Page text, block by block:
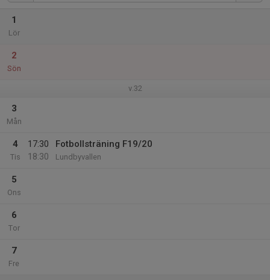
1
Lör
2
Sön
v.32
3
Mån
4
Tis
17:30
18:30
Fotbollsträning F19/20
Lundbyvallen
5
Ons
6
Tor
7
Fre